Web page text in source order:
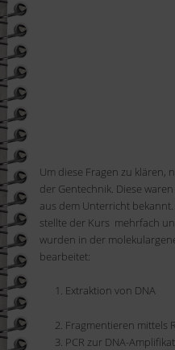
Um diese Fragen zu klären,
der Gentechnik. Diese
aus dem Unterricht
stellte der Kurs mehrfach
wurden in der
bearbeitet:
Extraktion von DNA
Fragmentieren mittels
PCR zur DNA-